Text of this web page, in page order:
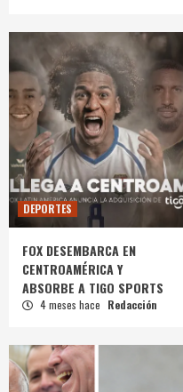
DEPORTES
FOX DESEMBARCA EN
CENTROAMÉRICA Y
ABSORBE A TIGO SPORTS
4 meses hace Redacción